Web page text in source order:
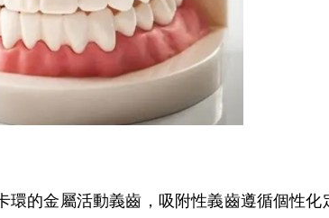
環的金屬活動義齒，吸附性義齒遵循個性